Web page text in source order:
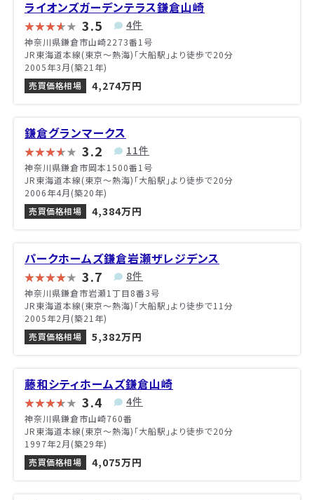
ライオンズガーデンテラス鎌倉山崎
3.5 4件
神奈川県鎌倉市山崎2273番1号
JR東海道本線(東京～熱海)「大船駅」より徒歩で20分
2005年3月(築21年)
売買価格相場
4,274万円
鎌倉グランマークス
3.2 11件
神奈川県鎌倉市岡本1500番1号
JR東海道本線(東京～熱海)「大船駅」より徒歩で20分
2006年4月(築20年)
売買価格相場
4,384万円
パークホームズ鎌倉岩瀬ザレジデンス
3.7 8件
神奈川県鎌倉市岩瀬1丁目8番3号
JR東海道本線(東京～熱海)「大船駅」より徒歩で11分
2005年2月(築21年)
売買価格相場
5,382万円
藤和シティホームズ鎌倉山崎
3.4 4件
神奈川県鎌倉市山崎760番
JR東海道本線(東京～熱海)「大船駅」より徒歩で20分
1997年2月(築29年)
売買価格相場
4,075万円